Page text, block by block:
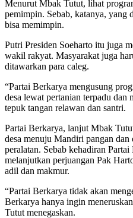
Menurut Mbak Tutut, lihat
pemimpin. Sebab, katanya, yang
bisa memimpin.
Putri Presiden Soeharto itu juga
wakil rakyat. Masyarakat juga
ditawarkan para caleg.
“Partai Berkarya mengusung
desa lewat pertanian terpadu dan
tepuk tangan relawan dan santri.
Partai Berkarya, lanjut Mbak
desa menuju Mandiri pangan dan
peralatan. Sebab kehadiran
melanjutkan perjuangan Pak
adil dan makmur.
“Partai Berkarya tidak akan
Berkarya hanya ingin
Tutut menegaskan.